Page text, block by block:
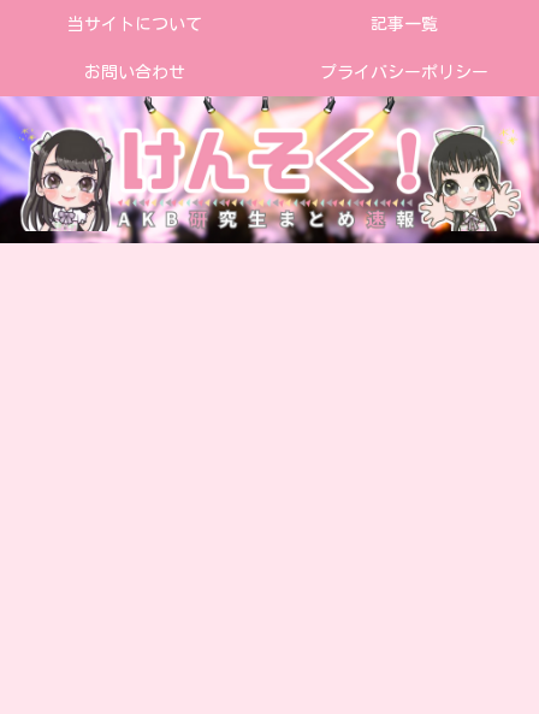
当サイトについて 記事一覧
お問い合わせ プライバシーポリシー